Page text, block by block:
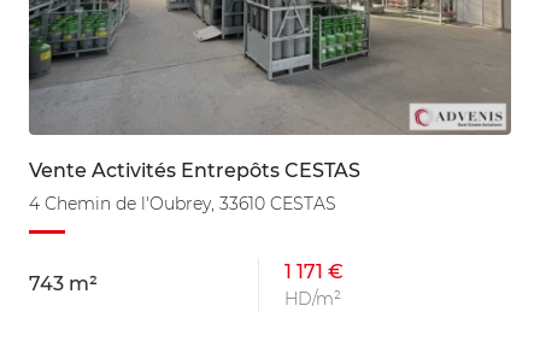
Vente Activités Entrepôts CESTAS
4 Chemin de l'Oubrey, 33610 CESTAS
743 m²
1 171 €
HD/m²